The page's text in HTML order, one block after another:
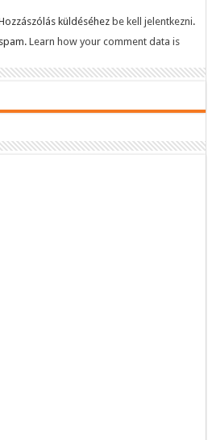
küldéséhez be kell jelentkezni.
Learn how your comment data is